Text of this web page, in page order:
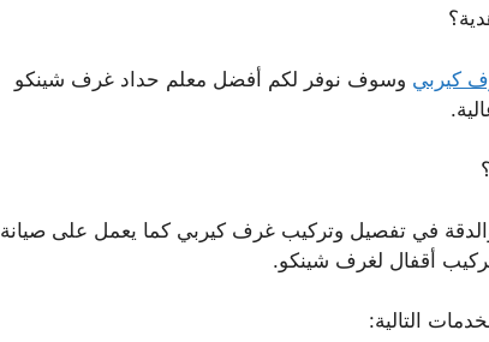
كيربي وسوف نوفر لكم أفضل معلم حداد غرف شينكو
والدقة في تفصيل وتركيب غرف كيربي كما يعمل على صيانة
أقفال لغرف شينكو.
التالية: